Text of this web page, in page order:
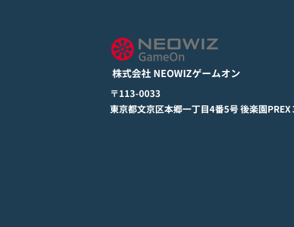
けて正式リリース！
詳しくは下記PDFをご確認くださ
い。 【ゲームオン プレスリリ
ース】 モバイル新作『ぼのぼの
なにしてる？』 Google Play
StoreとApp Storeから全世界に
向けて正式リリース！ #ぼのぼの
株式会社 NEOWIZゲームオン
​〒113-0033
東京都文京区本郷一丁目4番5号 後楽園PREX